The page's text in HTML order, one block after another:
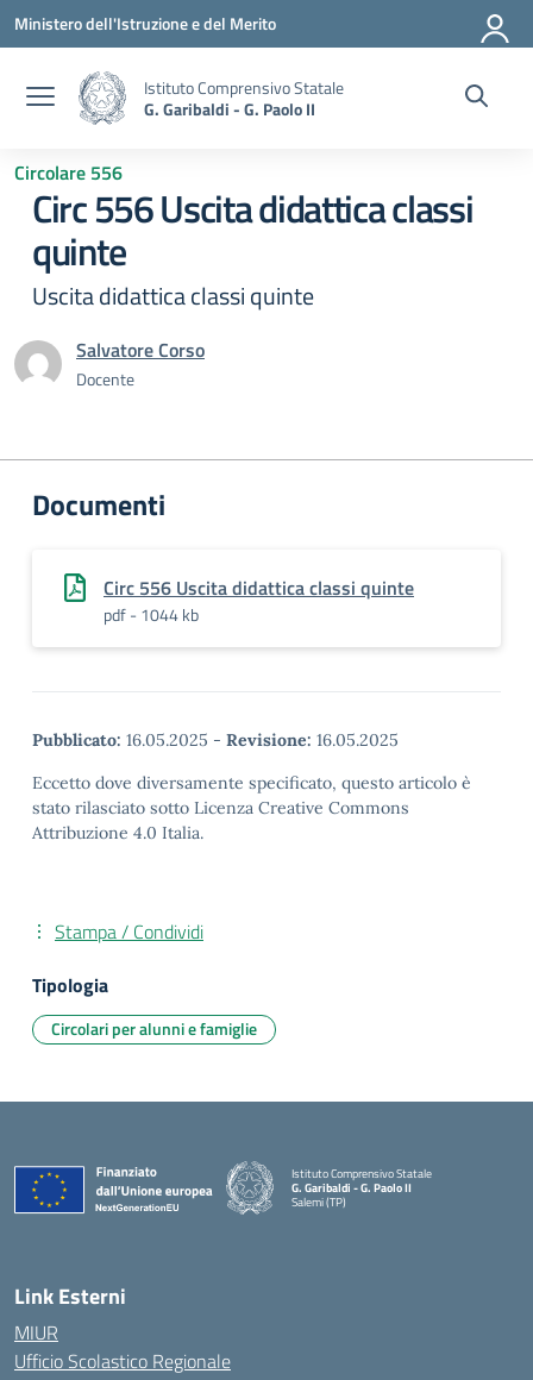
Vai ai contenuti
Vai al menu di navigazione
Vai al footer
Ministero dell'Istruzione e del Merito
Istituto Comprensivo Statale
G. Garibaldi - G. Paolo II
Circolare 556
Circ 556 Uscita didattica classi
quinte
Uscita didattica classi quinte
Salvatore Corso
Docente
Documenti
Circ 556 Uscita didattica classi quinte
pdf - 1044 kb
Pubblicato: 16.05.2025 - Revisione: 16.05.2025
Eccetto dove diversamente specificato, questo articolo è
stato rilasciato sotto Licenza Creative Commons
Attribuzione 4.0 Italia.
Stampa / Condividi
Tipologia
Circolari per alunni e famiglie
Istituto Comprensivo Statale
G. Garibaldi - G. Paolo II
Salemi (TP)
Link Esterni
MIUR
Ufficio Scolastico Regionale